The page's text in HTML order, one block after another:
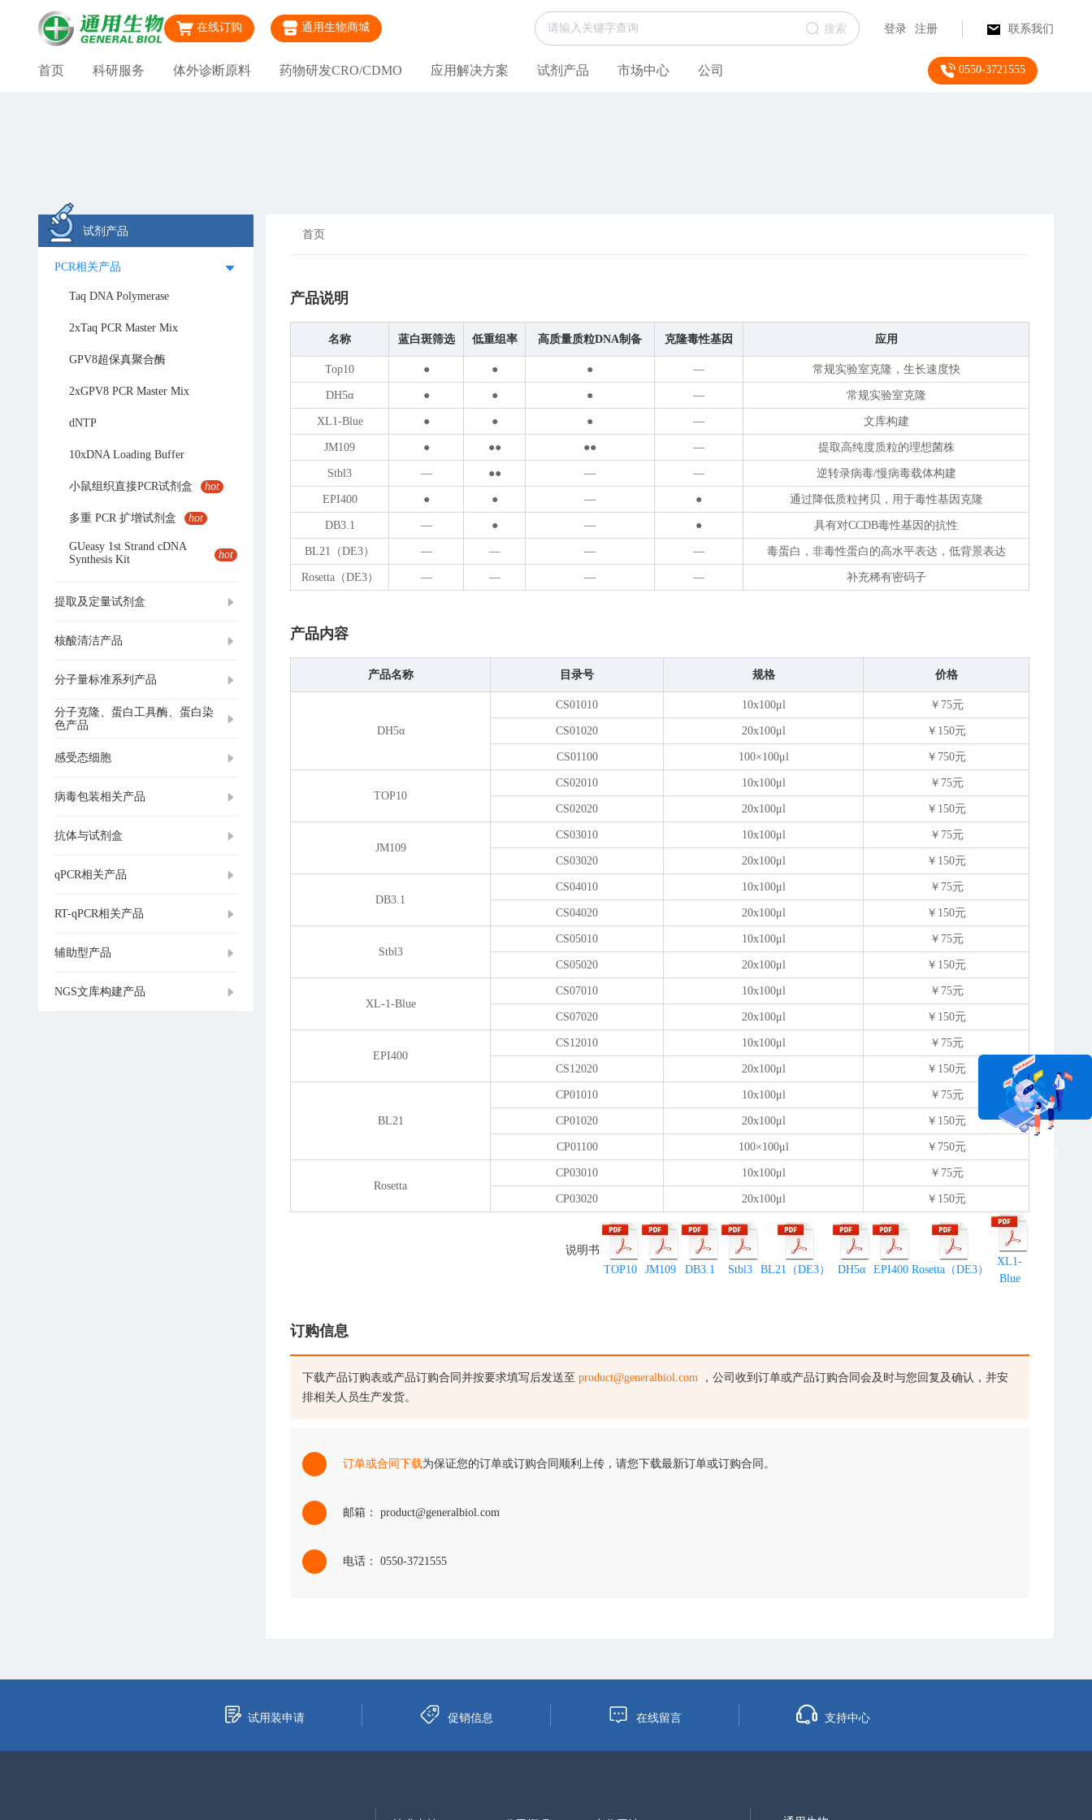
在线订购 通用生物商城 搜索 登录 注册 联系我们
首页 科研服务 体外诊断原料 药物研发CRO/CDMO 应用解决方案 试剂产品 市场中心 公司 0550-3721555
试剂产品
PCR相关产品
Taq DNA Polymerase
2xTaq PCR Master Mix
GPV8超保真聚合酶
2xGPV8 PCR Master Mix
dNTP
10xDNA Loading Buffer
小鼠组织直接PCR试剂盒 hot
多重 PCR 扩增试剂盒 hot
GUeasy 1st Strand cDNA
Synthesis Kit
hot
提取及定量试剂盒
核酸清洁产品
分子量标准系列产品
分子克隆、蛋白工具酶、蛋白染
色产品
感受态细胞
病毒包装相关产品
抗体与试剂盒
qPCR相关产品
RT-qPCR相关产品
辅助型产品
NGS文库构建产品
首页
产品说明
名称 蓝白斑筛选 低重组率 高质量质粒DNA制备 克隆毒性基因 应用
Top10 ● ● ● — 常规实验室克隆，生长速度快
DH5α ● ● ● — 常规实验室克隆
XL1-Blue ● ● ● — 文库构建
JM109 ● ●● ●● — 提取高纯度质粒的理想菌株
Stbl3 — ●● — — 逆转录病毒/慢病毒载体构建
EPI400 ● ● — ● 通过降低质粒拷贝，用于毒性基因克隆
DB3.1 — ● — ● 具有对CCDB毒性基因的抗性
BL21（DE3） — — — — 毒蛋白，非毒性蛋白的高水平表达，低背景表达
Rosetta（DE3） — — — — 补充稀有密码子
产品内容
产品名称 目录号 规格 价格
DH5α
CS01010 10x100μl ￥75元
CS01020 20x100μl ￥150元
CS01100 100×100μl ￥750元
TOP10
CS02010 10x100μl ￥75元
CS02020 20x100μl ￥150元
JM109
CS03010 10x100μl ￥75元
CS03020 20x100μl ￥150元
DB3.1
CS04010 10x100μl ￥75元
CS04020 20x100μl ￥150元
Stbl3
CS05010 10x100μl ￥75元
CS05020 20x100μl ￥150元
XL-1-Blue
CS07010 10x100μl ￥75元
CS07020 20x100μl ￥150元
EPI400
CS12010 10x100μl ￥75元
CS12020 20x100μl ￥150元
BL21
CP01010 10x100μl ￥75元
CP01020 20x100μl ￥150元
CP01100 100×100μl ￥750元
Rosetta
CP03010 10x100μl ￥75元
CP03020 20x100μl ￥150元
说明书
TOP10
JM109 DB3.1 Stbl3 BL21（DE3） DH5α EPI400 Rosetta（DE3）
XL1-
Blue
订购信息
下载产品订购表或产品订购合同并按要求填写后发送至 product@generalbiol.com ，公司收到订单或产品订购合同会及时与您回复及确认，并安
排相关人员生产发货。
订单或合同下载为保证您的订单或订购合同顺利上传，请您下载最新订单或订购合同。
邮箱： product@generalbiol.com
电话： 0550-3721555
试用装申请 促销信息 在线留言 支持中心
在线咨询